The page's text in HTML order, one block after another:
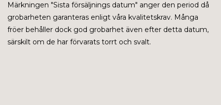
Märkningen "Sista försäljnings datum" anger den period då
grobarheten garanteras enligt våra kvalitetskrav. Många
fröer behåller dock god grobarhet även efter detta datum,
särskilt om de har förvarats torrt och svalt.